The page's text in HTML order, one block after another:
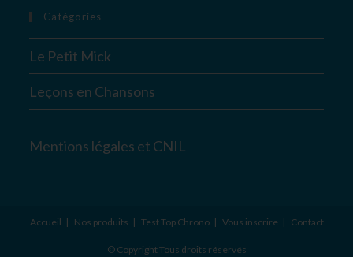
Catégories
Le Petit Mick
Leçons en Chansons
Mentions légales et CNIL
Accueil Nos produits Test Top Chrono Vous inscrire Contact
© Copyright Tous droits réservés